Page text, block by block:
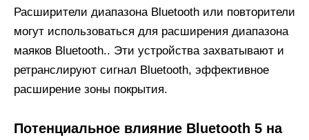
Расширители диапазона Bluetooth или повторители
могут использоваться для расширения диапазона
маяков Bluetooth.. Эти устройства захватывают и
ретранслируют сигнал Bluetooth, эффективное
расширение зоны покрытия.
Потенциальное влияние Bluetooth 5 на